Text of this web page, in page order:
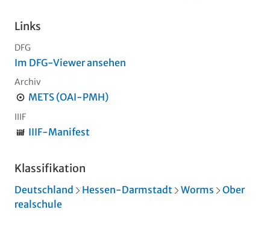
Links
DFG
Im DFG-Viewer ansehen
Archiv
METS (OAI-PMH)
IIIF
IIIF-Manifest
Klassifikation
Deutschland Hessen-Darmstadt Worms
Ober
realschule